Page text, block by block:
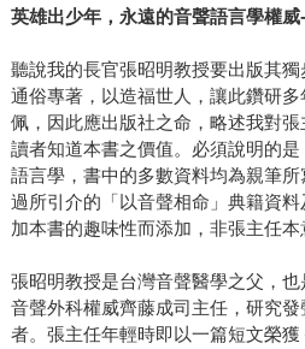
英雄出少年，永遠的音聲語言學權
聽說我的長官張昭明教授要出版其獨
通俗專著，以造福世人，讓此鑽研
佩，因此應出版社之命，略述我對
讀者知道本書之價值。必須說明的
語言學，書中的多數資料均為親筆
過所引介的「以音聲相命」典籍資
加本書的趣味性而添加，非張主任本
張昭明教授是台灣音聲醫學之父，
音聲外科權威齊藤成司主任，研究
者。張主任年輕時即以一篇短文榮